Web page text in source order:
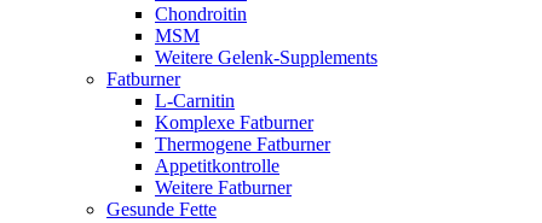
Chondroitin
MSM
Weitere Gelenk-Supplements
Fatburner
L-Carnitin
Komplexe Fatburner
Thermogene Fatburner
Appetitkontrolle
Weitere Fatburner
Gesunde Fette